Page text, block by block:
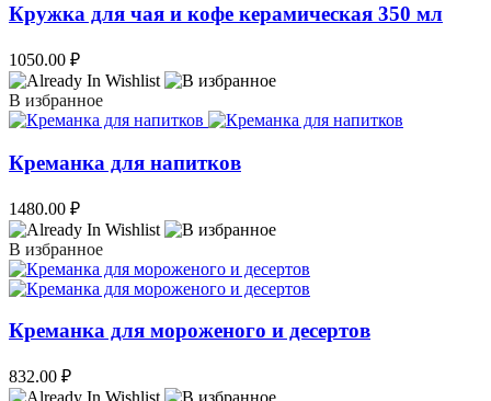
Кружка для чая и кофе керамическая 350 мл
1050.00 ₽
В избранное
Креманка для напитков
1480.00 ₽
В избранное
Креманка для мороженого и десертов
832.00 ₽